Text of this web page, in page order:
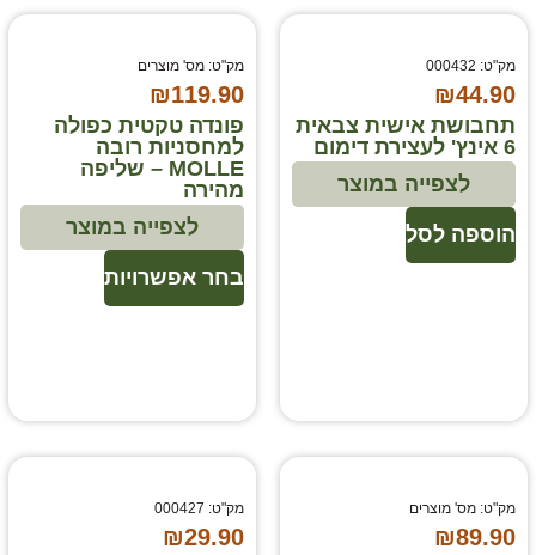
מק"ט: 000432
₪44.90
תחבושת אישית צבאית
6 אינץ' לעצירת דימום
הוספה לסל
לצפייה במוצר
מק"ט: מס' מוצרים
₪119.90
פונדה טקטית כפולה
למחסניות רובה
MOLLE – שליפה
מהירה
בחר אפשרויות
לצפייה במוצר
מק"ט: מס' מוצרים
₪89.90
מק"ט: 000427
₪29.90